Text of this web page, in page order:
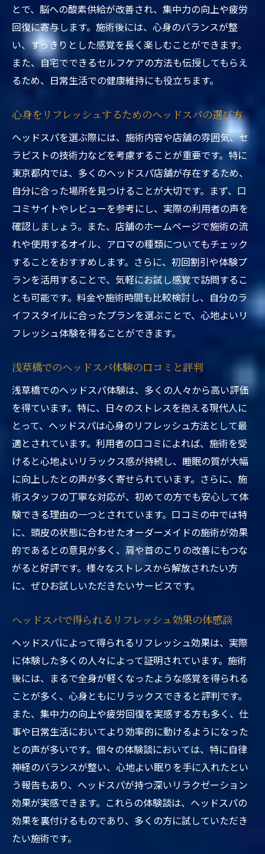
とで、脳への酸素供給が改善され、集中力の向上や疲労
回復に寄与します。施術後には、心身のバランスが整
い、すっきりとした感覚を長く楽しむことができます。
また、自宅でできるセルフケアの方法も伝授してもらえ
るため、日常生活での健康維持にも役立ちます。
心身をリフレッシュするためのヘッドスパの選び方
ヘッドスパを選ぶ際には、施術内容や店舗の雰囲気、セ
ラピストの技術力などを考慮することが重要です。特に
東京都内では、多くのヘッドスパ店舗が存在するため、
自分に合った場所を見つけることが大切です。まず、口
コミサイトやレビューを参考にし、実際の利用者の声を
確認しましょう。また、店舗のホームページで施術の流
れや使用するオイル、アロマの種類についてもチェック
することをおすすめします。さらに、初回割引や体験プ
ランを活用することで、気軽にお試し感覚で訪問するこ
とも可能です。料金や施術時間も比較検討し、自分のラ
イフスタイルに合ったプランを選ぶことで、心地よいリ
フレッシュ体験を得ることができます。
浅草橋でのヘッドスパ体験の口コミと評判
浅草橋でのヘッドスパ体験は、多くの人々から高い評価
を得ています。特に、日々のストレスを抱える現代人に
とって、ヘッドスパは心身のリフレッシュ方法として最
適とされています。利用者の口コミによれば、施術を受
けると心地よいリラックス感が持続し、睡眠の質が大幅
に向上したとの声が多く寄せられています。さらに、施
術スタッフの丁寧な対応が、初めての方でも安心して体
験できる理由の一つとされています。口コミの中では特
に、頭皮の状態に合わせたオーダーメイドの施術が効果
的であるとの意見が多く、肩や首のこりの改善にもつな
がると好評です。様々なストレスから解放されたい方
に、ぜひお試しいただきたいサービスです。
ヘッドスパで得られるリフレッシュ効果の体感談
ヘッドスパによって得られるリフレッシュ効果は、実際
に体験した多くの人々によって証明されています。施術
後には、まるで全身が軽くなったような感覚を得られる
ことが多く、心身ともにリラックスできると評判です。
また、集中力の向上や疲労回復を実感する方も多く、仕
事や日常生活においてより効率的に動けるようになった
との声が多いです。個々の体験談においては、特に自律
神経のバランスが整い、心地よい眠りを手に入れたとい
う報告もあり、ヘッドスパが持つ深いリラクゼーション
効果が実感できます。これらの体験談は、ヘッドスパの
効果を裏付けるものであり、多くの方に試していただき
たい施術です。